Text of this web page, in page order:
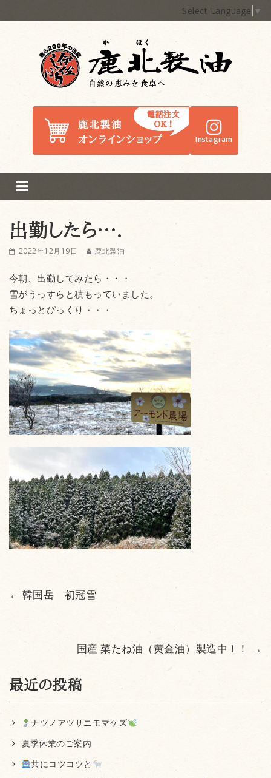
Select Language ▼
Instagram
出勤したら….
2022年12月19日 鹿北製油
今朝、出勤してみたら・・・
雪がうっすらと積もっていました。
ちょっとびっくり・・・
← 韓国岳 初冠雪
国産 菜たね油（黄金油）製造中！！ →
最近の投稿
ナツノアツサニモマケズ
夏季休業のご案内
共にコツコツと